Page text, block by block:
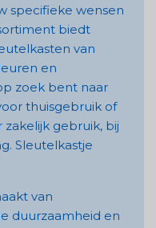
specifieke wensen
biedt
van
en
zoek bent naar
thuisgebruik of
gebruik, bij
Sleutelkastje
van
duurzaamheid en